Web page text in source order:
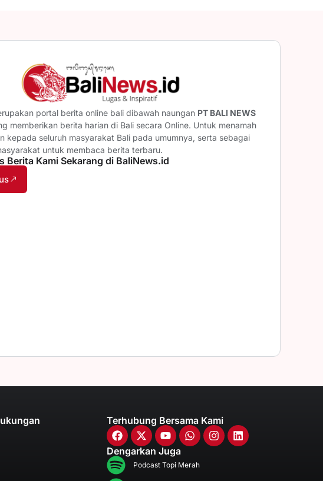
portal berita online bali dibawah naungan PT BALI NEWS
memberikan berita harian di Bali secara Online. Untuk menamah
kepada seluruh masyarakat Bali pada umumnya, serta sebagai
untuk membaca berita terbaru.
Berita Kami Sekarang di BaliNews.id
Terhubung Bersama Kami
Dengarkan Juga
Podcast Topi Merah